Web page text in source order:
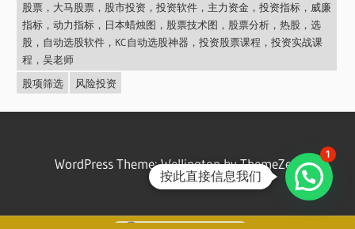
股票，大马股票，股市投资，投资软件，主力资金，投资指标，威廉
指标，动力指标，日本蜡烛图，股票技术图，股票分析，热股，选
股，自动选股软件，KC自动选股神器，投资股票课程，投资实战课
程，吴老师
股项筛选
风险投资
WordPress Theme: Wellington by ThemeZee.
按此直接信息我们
1